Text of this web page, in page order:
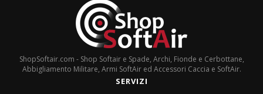
ShopSoftair.com - Shop Softair e Spade, Archi, Fionde e Cerbottane,
Abbigliamento Militare, Armi SoftAir ed Accessori Caccia e SoftAir.
SERVIZI